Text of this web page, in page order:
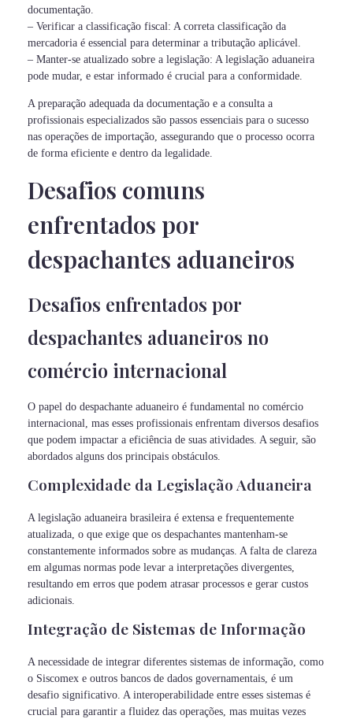
documentação.
– Verificar a classificação fiscal: A correta classificação da
mercadoria é essencial para determinar a tributação aplicável.
– Manter-se atualizado sobre a legislação: A legislação aduaneira
pode mudar, e estar informado é crucial para a conformidade.
A preparação adequada da documentação e a consulta a
profissionais especializados são passos essenciais para o sucesso
nas operações de importação, assegurando que o processo ocorra
de forma eficiente e dentro da legalidade.
Desafios comuns
enfrentados por
despachantes aduaneiros
Desafios enfrentados por
despachantes aduaneiros no
comércio internacional
O papel do despachante aduaneiro é fundamental no comércio
internacional, mas esses profissionais enfrentam diversos desafios
que podem impactar a eficiência de suas atividades. A seguir, são
abordados alguns dos principais obstáculos.
Complexidade da Legislação Aduaneira
A legislação aduaneira brasileira é extensa e frequentemente
atualizada, o que exige que os despachantes mantenham-se
constantemente informados sobre as mudanças. A falta de clareza
em algumas normas pode levar a interpretações divergentes,
resultando em erros que podem atrasar processos e gerar custos
adicionais.
Integração de Sistemas de Informação
A necessidade de integrar diferentes sistemas de informação, como
o Siscomex e outros bancos de dados governamentais, é um
desafio significativo. A interoperabilidade entre esses sistemas é
crucial para garantir a fluidez das operações, mas muitas vezes